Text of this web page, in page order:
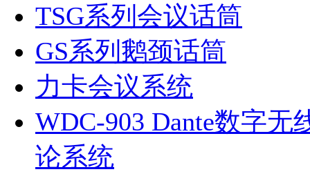
TSG系列会议话筒
GS系列鹅颈话筒
力卡会议系统
WDC-903 Dante数字无
论系统